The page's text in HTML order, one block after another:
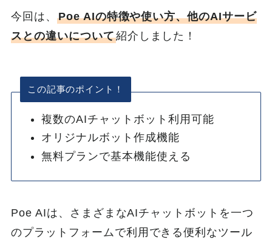
今回は、 Poe AIの特徴や使い方、他のAIサービ
スとの違いについて紹介しました！
この記事のポイント！
複数のAIチャットボット利用可能
オリジナルボット作成機能
無料プランで基本機能使える
Poe AIは、さまざまなAIチャットボットを一つ
のプラットフォームで利用できる便利なツール